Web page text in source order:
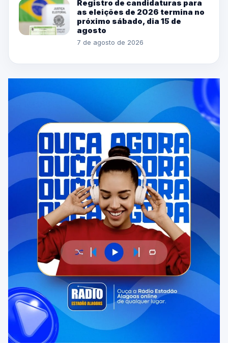
Registro de candidaturas para
as eleições de 2026 termina no
próximo sábado, dia 15 de
agosto
7 de agosto de 2026